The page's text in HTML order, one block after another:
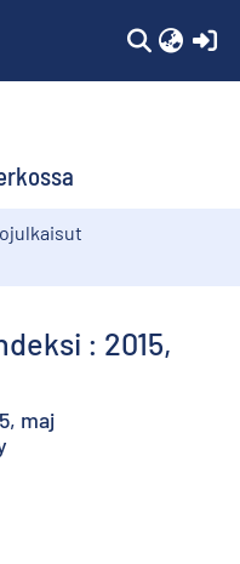
: 2015,
maj